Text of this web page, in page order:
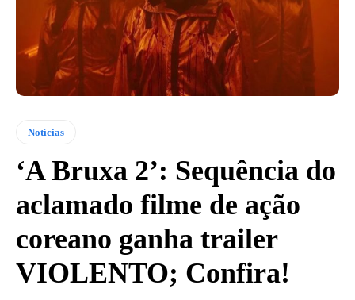
Notícias
‘A Bruxa 2’: Sequência do
aclamado filme de ação
coreano ganha trailer
VIOLENTO; Confira!